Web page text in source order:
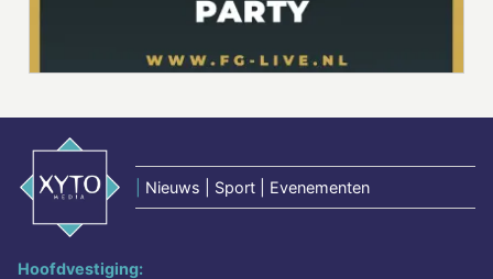
Nieuws | Sport | Evenementen
Hoofdvestiging: